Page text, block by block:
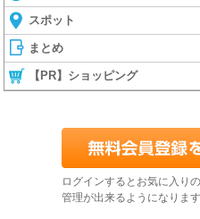
スポット
まとめ
【PR】ショッピング
ログインするとお気に入り
管理が出来るようになります